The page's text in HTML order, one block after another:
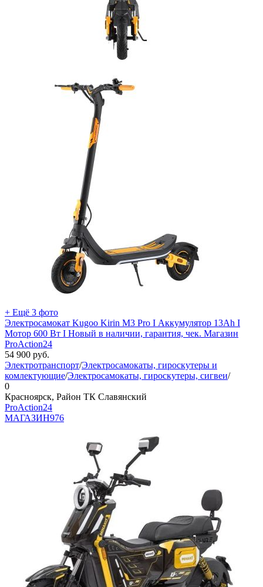
+ Ещё 3 фото
Электросамокат Kugoo Kirin M3 Pro I Аккумулятор 13Ah I
Мотор 600 Вт I Новый в наличии, гарантия, чек. Магазин
ProAction24
54 900 руб.
Электротранспорт/Электросамокаты, гироскутеры и
комлектующие/Электросамокаты, гироскутеры, сигвеи/
0
Красноярск, Район ТК Славянский
ProAction24
МАГАЗИН976